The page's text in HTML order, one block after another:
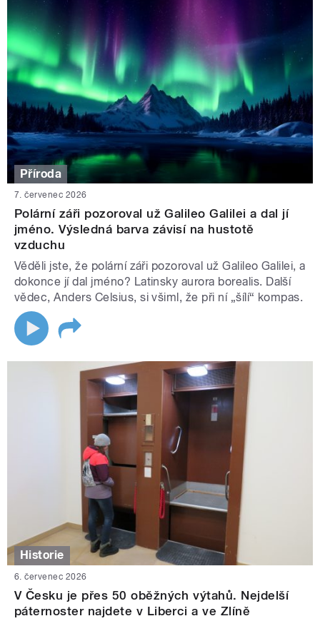
Příroda
7. červenec 2026
Polární záři pozoroval už Galileo Galilei a dal jí
jméno. Výsledná barva závisí na hustotě
vzduchu
Věděli jste, že polární záři pozoroval už Galileo Galilei, a
dokonce jí dal jméno? Latinsky aurora borealis. Další
vědec, Anders Celsius, si všiml, že při ní „šílí“ kompas.
Historie
6. červenec 2026
V Česku je přes 50 oběžných výtahů. Nejdelší
páternoster najdete v Liberci a ve Zlíně